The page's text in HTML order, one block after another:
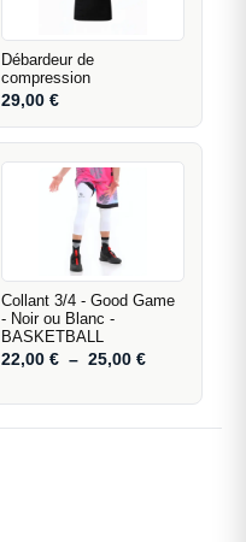
Débardeur de
compression
29,00€
Collant 3/4 - Good Game
- Noir ou Blanc -
BASKETBALL
22,00€ – 25,00€